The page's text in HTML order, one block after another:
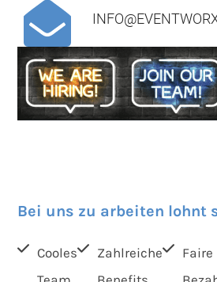
Bei uns zu arbeiten lohnt
Cooles
Zahlreiche
Faire